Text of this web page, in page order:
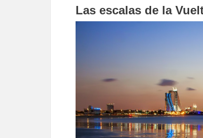
Las escalas de la